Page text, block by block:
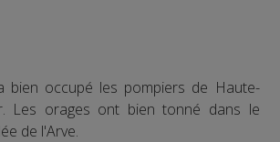
bien occupé les pompiers de Haute-
Les orages ont bien tonné dans le
de l'Arve.